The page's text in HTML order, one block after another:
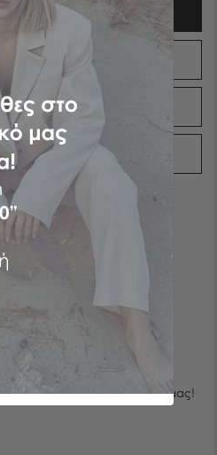
1.76, Στήθος 83, Μέση 60,
και κατασκευάζονται εξ'
αναλώσιμη μόδα.Έλα μαζί μας!